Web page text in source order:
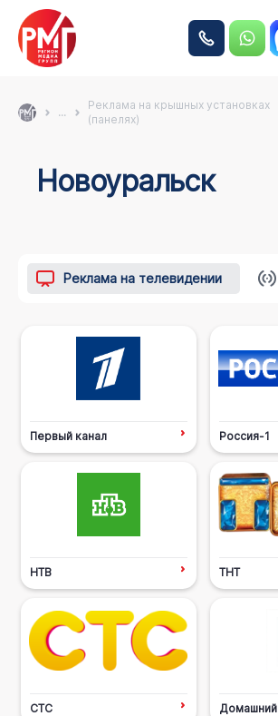
...
Реклама на крышных установках
(панелях)
Новоуральск
Реклама на телевидении
Первый канал Россия-1
НТВ ТНТ
СТС Домашний